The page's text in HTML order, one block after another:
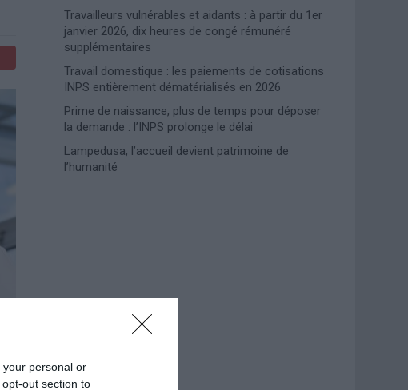
personal or
out section to
Travailleurs vulnérables et aidants : à partir du 1er
janvier 2026, dix heures de congé rémunéré
supplémentaires
Travail domestique : les paiements de cotisations
INPS entièrement dématérialisés en 2026
Prime de naissance, plus de temps pour déposer
la demande : l’INPS prolonge le délai
Lampedusa, l’accueil devient patrimoine de
l’humanité